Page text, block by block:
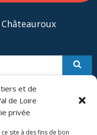
et de
de Loire
privée
ce site à des fins de bon
Châteauroux
DU SITE
géré par la Chambre de
Val de Loire.